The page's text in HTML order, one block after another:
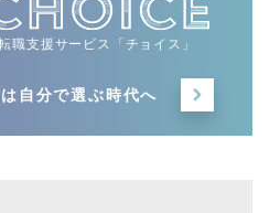
職支援サービス「チョイス」
自分で選ぶ時代へ